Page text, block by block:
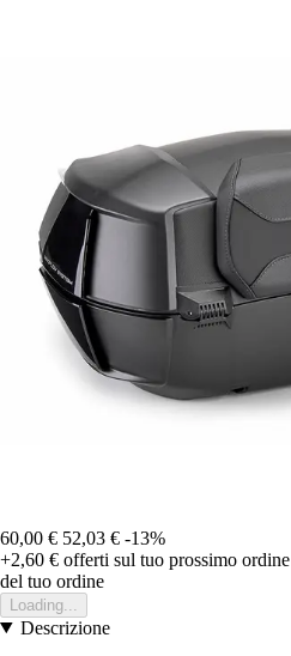
60,00 € 52,03 € -13%
+2,60 € offerti sul tuo prossimo ordine
del tuo ordine
Loading...
Descrizione